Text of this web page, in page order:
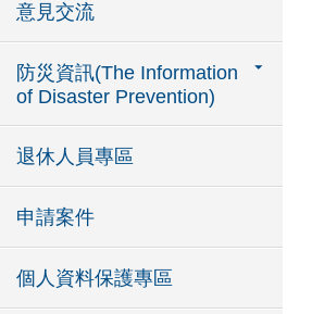
意見交流
防災資訊(The Information
of Disaster Prevention)
退休人員專區
申請案件
個人資料保護專區